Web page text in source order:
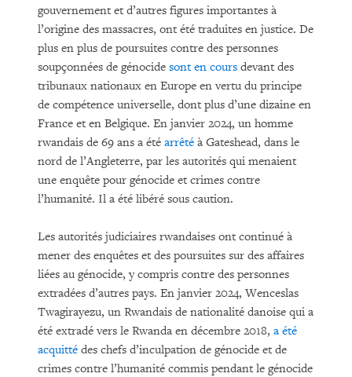
gouvernement et d’autres figures importantes à
l’origine des massacres, ont été traduites en justice. De
plus en plus de poursuites contre des personnes
soupçonnées de génocide sont en cours devant des
tribunaux nationaux en Europe en vertu du principe
de compétence universelle, dont plus d’une dizaine en
France et en Belgique. En janvier 2024, un homme
rwandais de 69 ans a été arrêté à Gateshead, dans le
nord de l’Angleterre, par les autorités qui menaient
une enquête pour génocide et crimes contre
l’humanité. Il a été libéré sous caution.
Les autorités judiciaires rwandaises ont continué à
mener des enquêtes et des poursuites sur des affaires
liées au génocide, y compris contre des personnes
extradées d’autres pays. En janvier 2024, Wenceslas
Twagirayezu, un Rwandais de nationalité danoise qui a
été extradé vers le Rwanda en décembre 2018, a été
acquitté des chefs d’inculpation de génocide et de
crimes contre l’humanité commis pendant le génocide